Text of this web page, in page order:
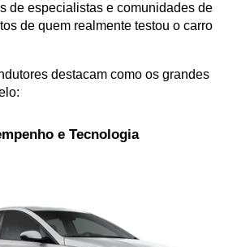
de especialistas e comunidades de
de quem realmente testou o carro
destacam como os grandes
e Tecnologia